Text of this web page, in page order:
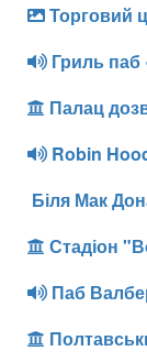
Торговий
Гриль паб
Палац
Robin
Біля Мак
Стадіон
Паб